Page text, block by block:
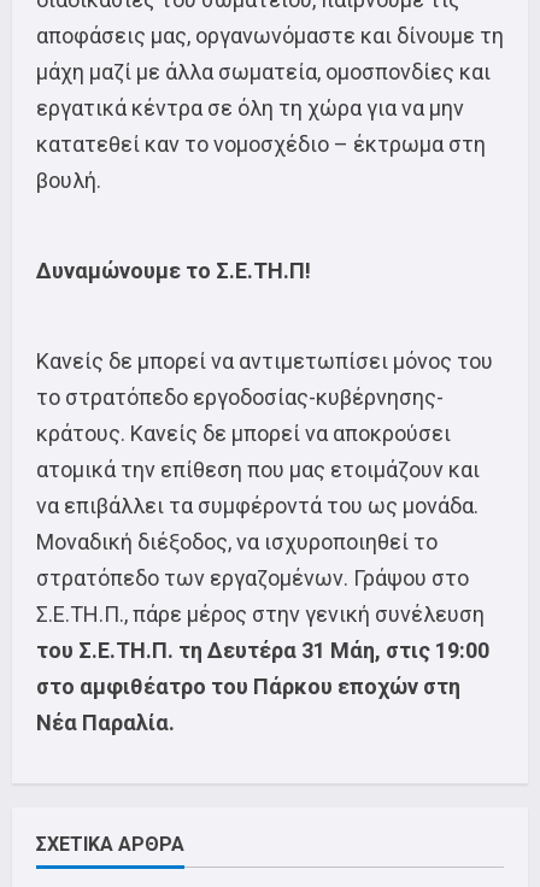
αποφάσεις μας, οργανωνόμαστε και δίνουμε τη
μάχη μαζί με άλλα σωματεία, ομοσπονδίες και
εργατικά κέντρα σε όλη τη χώρα για να μην
κατατεθεί καν το νομοσχέδιο – έκτρωμα στη
βουλή.
Δυναμώνουμε το Σ.Ε.ΤΗ.Π!
Κανείς δε μπορεί να αντιμετωπίσει μόνος του
το στρατόπεδο εργοδοσίας-κυβέρνησης-
κράτους. Κανείς δε μπορεί να αποκρούσει
ατομικά την επίθεση που μας ετοιμάζουν και
να επιβάλλει τα συμφέροντά του ως μονάδα.
Μοναδική διέξοδος, να ισχυροποιηθεί το
στρατόπεδο των εργαζομένων. Γράψου στο
Σ.Ε.ΤΗ.Π., πάρε μέρος στην γενική συνέλευση
του Σ.Ε.ΤΗ.Π. τη Δευτέρα 31 Μάη, στις 19:00
στο αμφιθέατρο του Πάρκου εποχών στη
Νέα Παραλία.
ΣΧΕΤΙΚΑ ΑΡΘΡΑ